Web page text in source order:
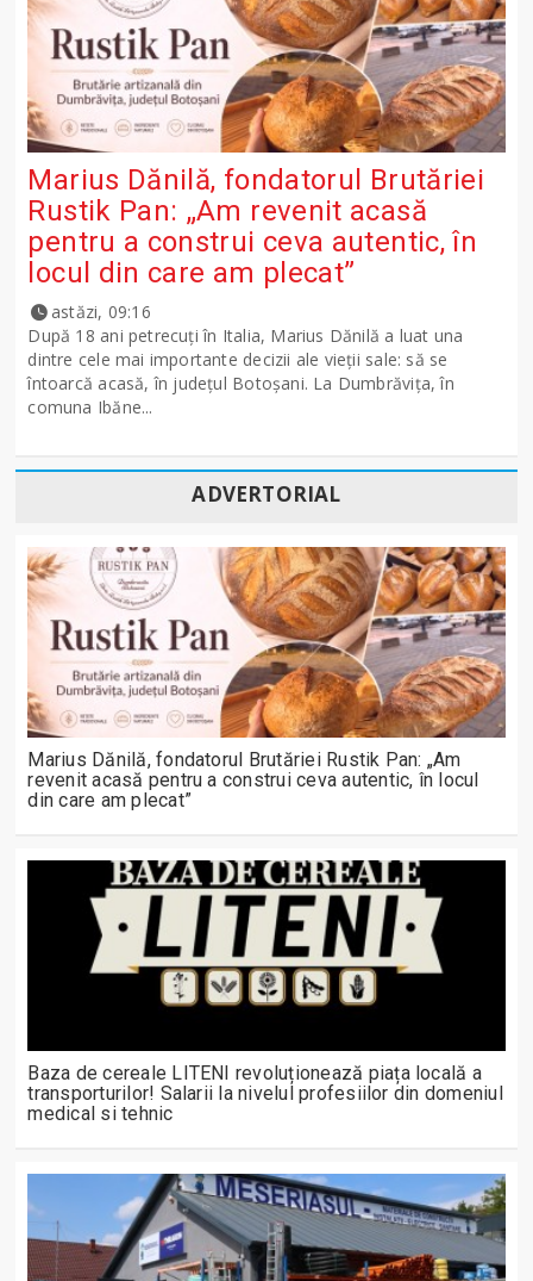
Marius Dănilă, fondatorul Brutăriei
Rustik Pan: „Am revenit acasă
pentru a construi ceva autentic, în
locul din care am plecat”
astăzi, 09:16
După 18 ani petrecuți în Italia, Marius Dănilă a luat una
dintre cele mai importante decizii ale vieții sale: să se
întoarcă acasă, în județul Botoșani. La Dumbrăvița, în
comuna Ibăne...
ADVERTORIAL
Marius Dănilă, fondatorul Brutăriei Rustik Pan: „Am
revenit acasă pentru a construi ceva autentic, în locul
din care am plecat”
Baza de cereale LITENI revoluționează piața locală a
transporturilor! Salarii la nivelul profesiilor din domeniul
medical si tehnic